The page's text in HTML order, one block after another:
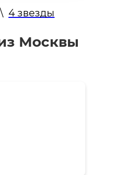
\ 4 звезды
Москвы